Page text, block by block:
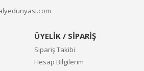
ÜYELİK / SİPARİŞ
Sipariş Takibi
Hesap Bilgilerim